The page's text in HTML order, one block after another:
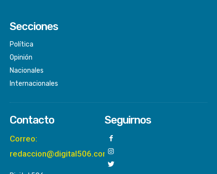
Secciones
Política
Opinión
Nacionales
Internacionales
Contacto
Correo:
redaccion@digital506.com
Seguirnos